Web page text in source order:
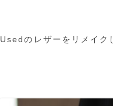
Usedのレザーをリメイク